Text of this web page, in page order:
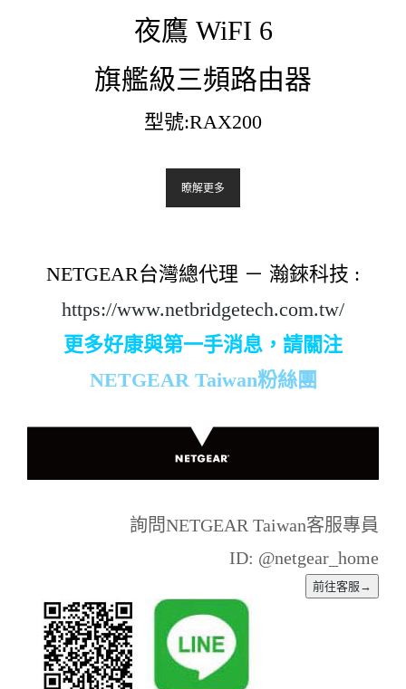
夜鷹 WiFI 6
旗艦級三頻路由器
型號:RAX200
瞭解更多
NETGEAR台灣總代理 － 瀚錸科技 :
https://www.netbridgetech.com.tw/
更多好康與第一手消息，請關注
NETGEAR Taiwan粉絲團
詢問NETGEAR Taiwan客服專員
ID: @netgear_home